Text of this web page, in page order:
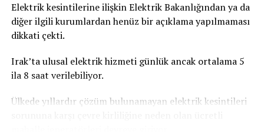
Elektrik kesintilerine ilişkin Elektrik Bakanlığından ya da
diğer ilgili kurumlardan henüz bir açıklama yapılmaması
dikkati çekti.
Irak’ta ulusal elektrik hizmeti günlük ancak ortalama 5
ila 8 saat verilebiliyor.
Ülkede yıllardır çözüm bulunamayan elektrik kesintileri